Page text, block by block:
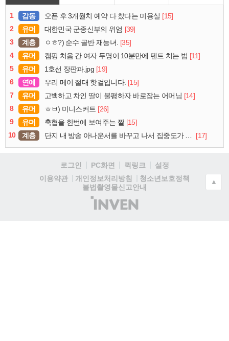
1 감동 오픈 후 3개월치 예약 다 찼다는 미용실 [15]
2
유머 대한민국 군종신부의 위엄 [39]
3
계층 ㅇㅎ?) 순수 골반 재능녀. [35]
4
유머 캠핑 처음 간 여자 두명이 10분만에 텐트 치는 법 [11]
5
유머 1호선 장판파.jpg [19]
6
연예 우리 메이 절대 핫걸입니다. [15]
7
유머 고백하고 차인 딸이 불평하자 바로잡는 어머님 [14]
8
유머 ㅎㅂ) 미니스커트 [26]
9
유머 축협을 한번에 보여주는 짤 [15]
10
계층 단지 내 방송 아나운서를 바꾸고 나서 집중도가 확 올라갔다는 한 아파트의 안내방송 [17]
로그인 PC화면 퀵링크
설정
이용약관
개인정보처리방침
청소년보호정책
불법촬영물신고안내
(주)
인
▲